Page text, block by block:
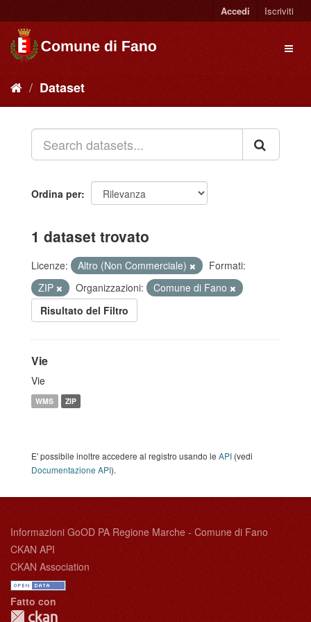
Accedi Iscriviti
Dataset
Ordina per
1 dataset trovato
Licenze: Altro (Non Commerciale)
Formati:
ZIP
Organizzazioni:
Comune di Fano
Risultato del Filtro
Vie
Vie
WMS ZIP
E' possibile inoltre accedere al registro usando le API (vedi
Documentazione API).
Informazioni GoOD PA Regione Marche - Comune di Fano
CKAN API
CKAN Association
Fatto con